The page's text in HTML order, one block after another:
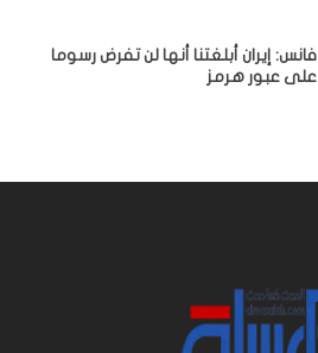
فانس: إيران أبلغتنا أنها لن تفرض رسوما
على عبور هرمز